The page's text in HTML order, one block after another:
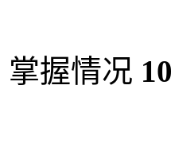
掌握情况